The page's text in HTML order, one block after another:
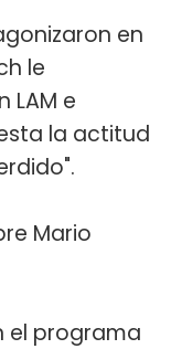
en
le
LAM e
la actitud
Mario
el programa